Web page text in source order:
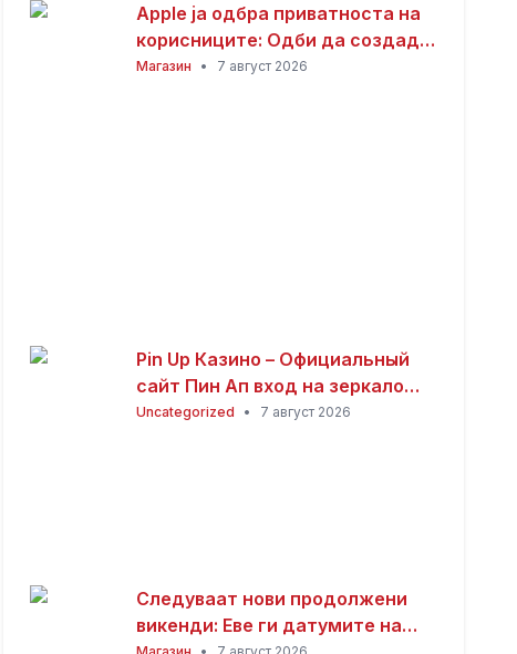
Apple ја одбра приватноста на
корисниците: Одби да создаде
пристап за полицијата до iCloud
Магазин • 7 август 2026
Pin Up Казино – Официальный
сайт Пин Ап вход на зеркало
(2026)
Uncategorized • 7 август 2026
Следуваат нови продолжени
викенди: Еве ги датумите на